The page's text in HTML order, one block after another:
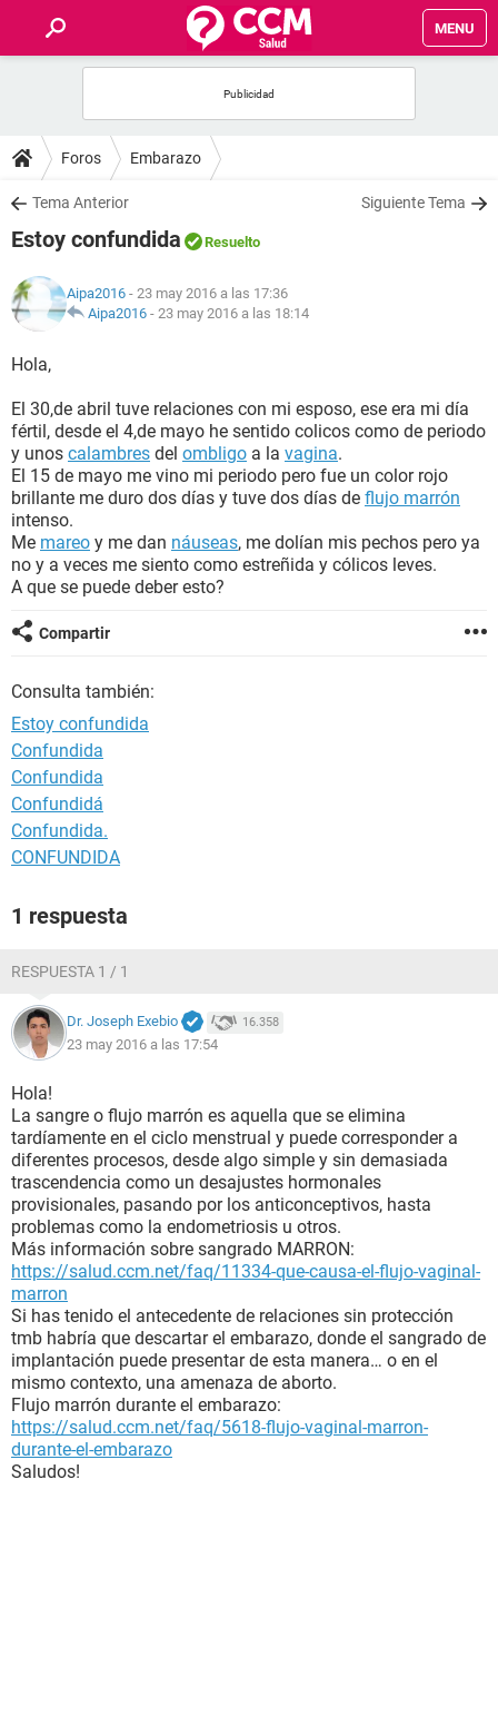
MENU
FOROS
SALUD
FAMILIA
NUTRICIÓN
BIENESTAR
SEXUALIDAD
GLOSARIO
Foros Embarazo
Tema Anterior Siguiente Tema
Estoy confundida Resuelto
Aipa2016 - 23 may 2016 a las 17:36
Aipa2016 - 23 may 2016 a las 18:14
Hola,
El 30,de abril tuve relaciones con mi esposo, ese era mi día
fértil, desde el 4,de mayo he sentido colicos como de periodo
y unos calambres del ombligo a la vagina.
El 15 de mayo me vino mi periodo pero fue un color rojo
brillante me duro dos días y tuve dos días de flujo marrón
intenso.
Me mareo y me dan náuseas, me dolían mis pechos pero ya
no y a veces me siento como estreñida y cólicos leves.
A que se puede deber esto?
Compartir
Consulta también:
Estoy confundida
Confundida
Confundida
Confundidá
Confundida.
CONFUNDIDA
1 respuesta
RESPUESTA 1 / 1
Dr. Joseph Exebio 16.358
23 may 2016 a las 17:54
Hola!
La sangre o flujo marrón es aquella que se elimina
tardíamente en el ciclo menstrual y puede corresponder a
diferentes procesos, desde algo simple y sin demasiada
trascendencia como un desajustes hormonales
provisionales, pasando por los anticonceptivos, hasta
problemas como la endometriosis u otros.
Más información sobre sangrado MARRON:
https://salud.ccm.net/faq/11334-que-causa-el-flujo-vaginal-
marron
Si has tenido el antecedente de relaciones sin protección
tmb habría que descartar el embarazo, donde el sangrado de
implantación puede presentar de esta manera… o en el
mismo contexto, una amenaza de aborto.
Flujo marrón durante el embarazo:
https://salud.ccm.net/faq/5618-flujo-vaginal-marron-
durante-el-embarazo
Saludos!